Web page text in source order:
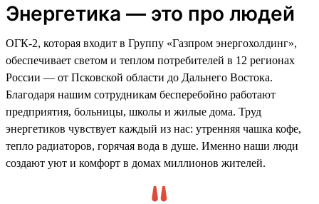
Энергетика — это про людей
ОГК-2, которая входит в Группу «Газпром энергохолдинг»,
обеспечивает светом и теплом потребителей в 12 регионах
России — от Псковской области до Дальнего Востока.
Благодаря нашим сотрудникам бесперебойно работают
предприятия, больницы, школы и жилые дома. Труд
энергетиков чувствует каждый из нас: утренняя чашка кофе,
тепло радиаторов, горячая вода в душе. Именно наши люди
создают уют и комфорт в домах миллионов жителей.